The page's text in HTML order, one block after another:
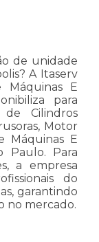
de unidade
A Itaserv
Máquinas E
para
Cilindros
Motor
Máquinas E
Paulo. Para
a empresa
do
garantindo
no mercado.